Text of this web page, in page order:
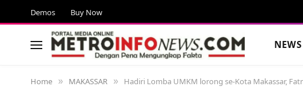
Demos Buy Now
NEWS
Home » MAKASSAR » Hadiri Lomba UMKM lorong se-Kota Makassar,